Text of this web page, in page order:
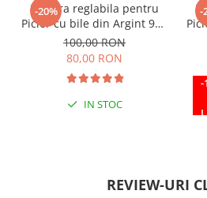
-20%
Bratara reglabila pentru
Picior cu bile din Argint 925
si margele Miyuki rosii
100,00 RON
80,00 RON
IN STOC
-
-
REVIEW-URI